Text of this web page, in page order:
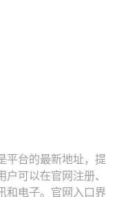
平台的最新地址，提
可以在官网注册、
和电子。官网入口界